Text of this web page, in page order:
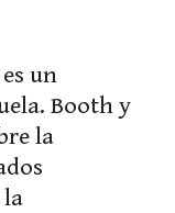
un
Booth y
la
la